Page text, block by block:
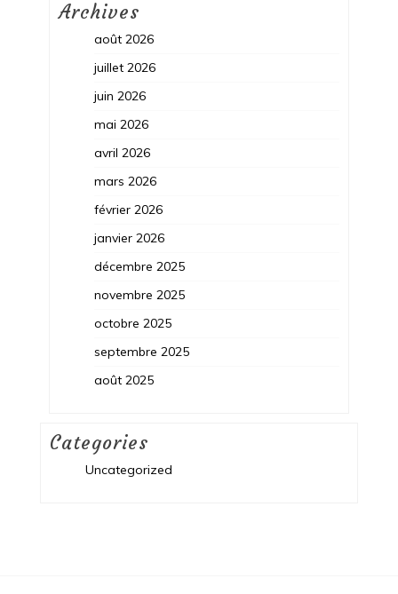
Archives
août 2026
juillet 2026
juin 2026
mai 2026
avril 2026
mars 2026
février 2026
janvier 2026
décembre 2025
novembre 2025
octobre 2025
septembre 2025
août 2025
Categories
Uncategorized